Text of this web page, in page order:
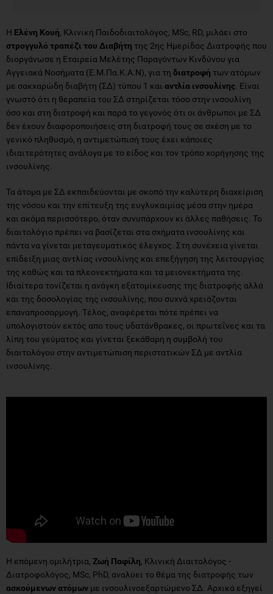
Η Ελένη Κουή, Κλινική Παιδοδιαιτολόγος, MSc, RD, μιλάει στο
στρογγυλό τραπέζι του Διαβήτη της 2ης Ημερίδας Διατροφής που
διοργάνωσε η Εταιρεία Μελέτης Παραγόντων Κινδύνου για
Αγγειακά Νοσήματα (Ε.Μ.Πα.Κ.Α.Ν), για τη διατροφή των ατόμων
με σακχαρώδη διαβήτη (ΣΔ) τύπου 1 και αντλία ινσουλίνης . Είναι
γνωστό ότι η θεραπεία του ΣΔ στηρίζεται τόσο στην ινσουλίνη
όσο και στη διατροφή και παρά το γεγονός ότι οι άνθρωποι με ΣΔ
δεν έχουν διαφοροποιήσεις στη διατροφή τους σε σχέση με το
γενικό πληθυσμό, η αντιμετώπισή τους έχει κάποιες
ιδιαιτερότητες ανάλογα με το είδος και τον τρόπο χορήγησης της
ινσουλίνης.
Τα άτομα με ΣΔ εκπαιδεύονται με σκοπό την καλύτερη διαχείριση
της νόσου και την επίτευξη της ευγλυκαιμίας μέσα στην ημέρα
και ακόμα περισσότερο, όταν συνυπάρχουν κι άλλες παθήσεις. Το
διαιτολόγιο πρέπει να βασίζεται στα σχήματα ινσουλίνης και
πάντα να γίνεται μεταγευματικός έλεγχος. Στη συνέχεια γίνεται
επίδειξη μιας αντλίας ινσουλίνης και επεξήγηση της λειτουργίας
της καθώς και τα πλεονεκτήματα και τα μειονεκτήματα της.
Ιδιαίτερα τονίζεται η ανάγκη εξατομίκευσης της διατροφής αλλά
και της δοσολογίας της ινσουλίνης, που συχνά χρειάζονται
επαναπροσαρμογή. Τέλος, αναφέρεται πότε πρέπει να
υπολογιστούν εκτός απο τους υδατάνθρακες, οι πρωτεΐνες και τα
λίπη του γεύματος και γίνεται ξεκάθαρη η συμβολή του
διαιτολόγου στην αντιμετώπιση περιστατικών ΣΔ με αντλία
ινσουλίνης.
Η επόμενη ομιλήτρια, Ζωή Παφίλη, Κλινική Διαιτολόγος -
Διατροφολόγος, MSc, PhD, αναλύει το θέμα της διατροφής των
ασκούμενων ατόμων με ινσουλινοεξαρτώμενο ΣΔ. Αρχικά εξηγεί